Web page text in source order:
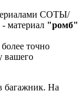
СОТЫ/
материал "ромб"
точно
вашего
багажник. На